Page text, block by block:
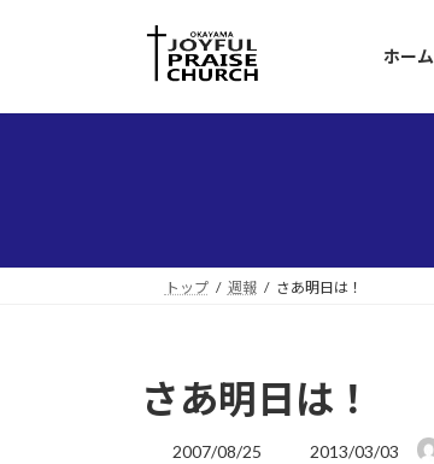
プ
動
ホーム
トップ 週報 さあ明日は！
さあ明日は！
2007/08/25
最
2013/03/03